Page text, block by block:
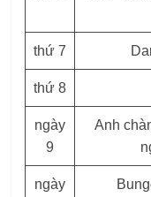
thứ 7
thứ 8
ngày
9
Anh
ngày